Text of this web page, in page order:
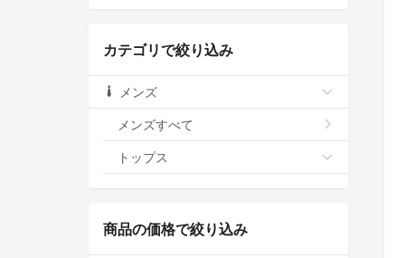
カテゴリで絞り込み
メンズ
メンズすべて
トップス
商品の価格で絞り込み